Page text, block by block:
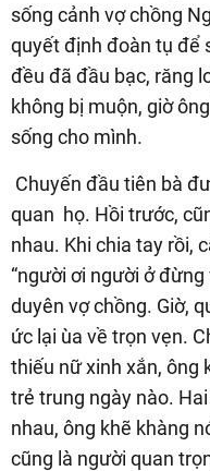
sống cảnh vợ chồng
quyết định đoàn tụ để
đều đã đầu bạc, răng
không bị muộn, giờ
sống cho mình.
Chuyến đầu tiên bà
quan họ. Hồi trước,
nhau. Khi chia tay rồi,
“người ơi người ở đừng
duyên vợ chồng. Giờ,
ức lại ùa về trọn vẹn.
thiếu nữ xinh xắn, ông
trẻ trung ngày nào.
nhau, ông khẽ khàng
cũng là người quan